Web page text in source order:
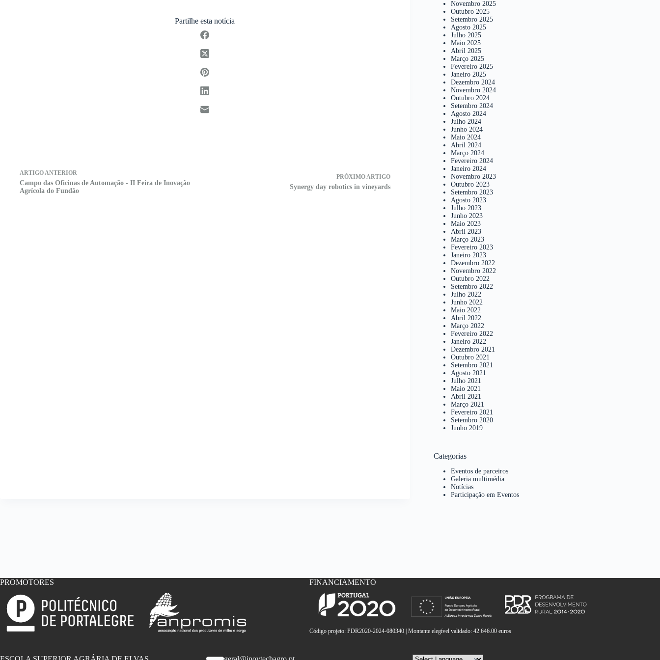
Partilhe esta notícia
ARTIGOANTERIOR
Campo das Oficinas de Automação - II Feira de Inovação
Agrícola do Fundão
PRÓXIMOARTIGO
Synergy day robotics in vineyards
Novembro 2025
Outubro 2025
Setembro 2025
Agosto 2025
Julho 2025
Maio 2025
Abril 2025
Março 2025
Fevereiro 2025
Janeiro 2025
Dezembro 2024
Novembro 2024
Outubro 2024
Setembro 2024
Agosto 2024
Julho 2024
Junho 2024
Maio 2024
Abril 2024
Março 2024
Fevereiro 2024
Janeiro 2024
Novembro 2023
Outubro 2023
Setembro 2023
Agosto 2023
Julho 2023
Junho 2023
Maio 2023
Abril 2023
Março 2023
Fevereiro 2023
Janeiro 2023
Dezembro 2022
Novembro 2022
Outubro 2022
Setembro 2022
Julho 2022
Junho 2022
Maio 2022
Abril 2022
Março 2022
Fevereiro 2022
Janeiro 2022
Dezembro 2021
Outubro 2021
Setembro 2021
Agosto 2021
Julho 2021
Maio 2021
Abril 2021
Março 2021
Fevereiro 2021
Setembro 2020
Junho 2019
Categorias
Eventos de parceiros
Galeria multimédia
Notícias
Participação em Eventos
PROMOTORES FINANCIAMENTO
Código projeto: PDR2020-2024-080340 | Montante elegível validado: 42 646.00 euros